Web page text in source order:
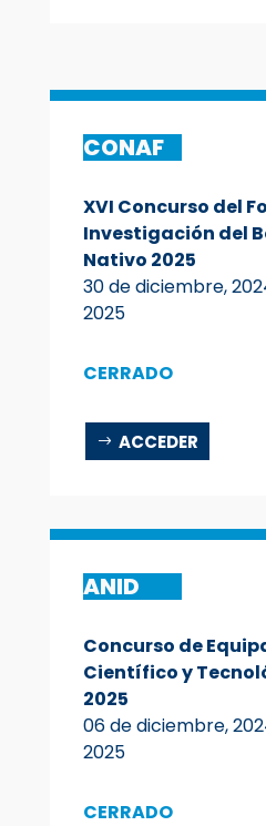
CONAF
XVI Concurso del
Investigación del
Nativo 2025
30 de diciembre,
2025
CERRADO
ACCEDER
ANID
Concurso de
Científico y
2025
06 de diciembre,
2025
CERRADO